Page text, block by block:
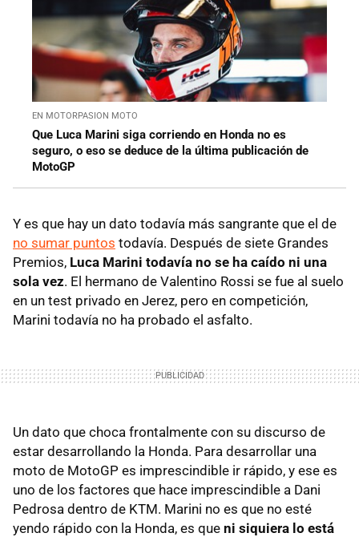
EN MOTORPASION MOTO
Que Luca Marini siga corriendo en Honda no es
seguro, o eso se deduce de la última publicación de
MotoGP
Y es que hay un dato todavía más sangrante que el de
no sumar puntos todavía. Después de siete Grandes
Premios, Luca Marini todavía no se ha caído ni una
sola vez. El hermano de Valentino Rossi se fue al suelo
en un test privado en Jerez, pero en competición,
Marini todavía no ha probado el asfalto.
Un dato que choca frontalmente con su discurso de
estar desarrollando la Honda. Para desarrollar una
moto de MotoGP es imprescindible ir rápido, y ese es
uno de los factores que hace imprescindible a Dani
Pedrosa dentro de KTM. Marini no es que no esté
yendo rápido con la Honda, es que ni siquiera lo está